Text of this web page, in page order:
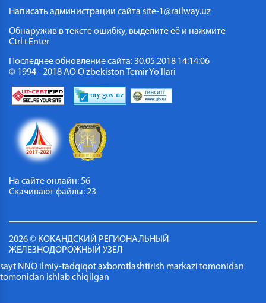
Написать администрации сайта site-1@railway.uz
Обнаружив в тексте ошибку, выделите её и нажмите
Ctrl+Enter
Последнее обновление сайта: 30.05.2018 14:14:06
© 1994 - 2018 АО O'zbekiston Temir Yo'llari
На сайте онлайн: 56
Скачивают файлы: 23
2026 © КОКАНДСКИЙ РЕГИОНАЛЬНЫЙ
ЖЕЛЕЗНОДОРОЖНЫЙ УЗЕЛ
sayt NNO ilmiy-tadqiqot axborotlashtirish markazi tomonidan
tomonidan ishlab chiqilgan